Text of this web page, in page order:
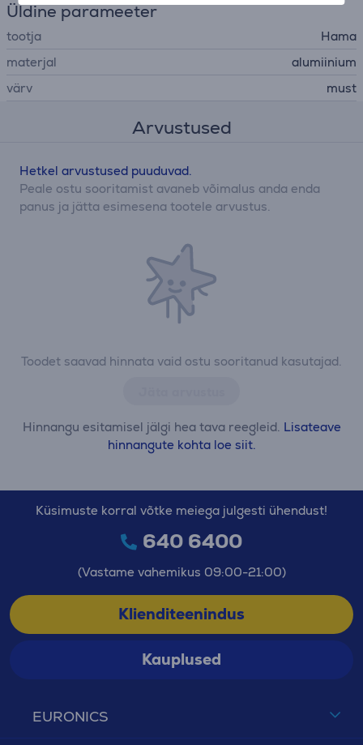
Üldine parameeter
tootja
Hama
materjal
alumiinium
värv
must
Arvustused
Toodet saavad hinnata vaid ostu sooritanud kasutajad.
Hinnangu esitamisel jälgi hea tava reegleid. Lisateave
hinnangute kohta loe siit.
Hetkel arvustused puuduvad.
Peale ostu sooritamist avaneb võimalus anda enda
panus ja jätta esimesena tootele arvustus.
EURONICS
Küsimuste korral võtke meiega julgesti ühendust!
640 6400
(Vastame vahemikus 09:00-21:00)
Klienditeenindus
Kauplused